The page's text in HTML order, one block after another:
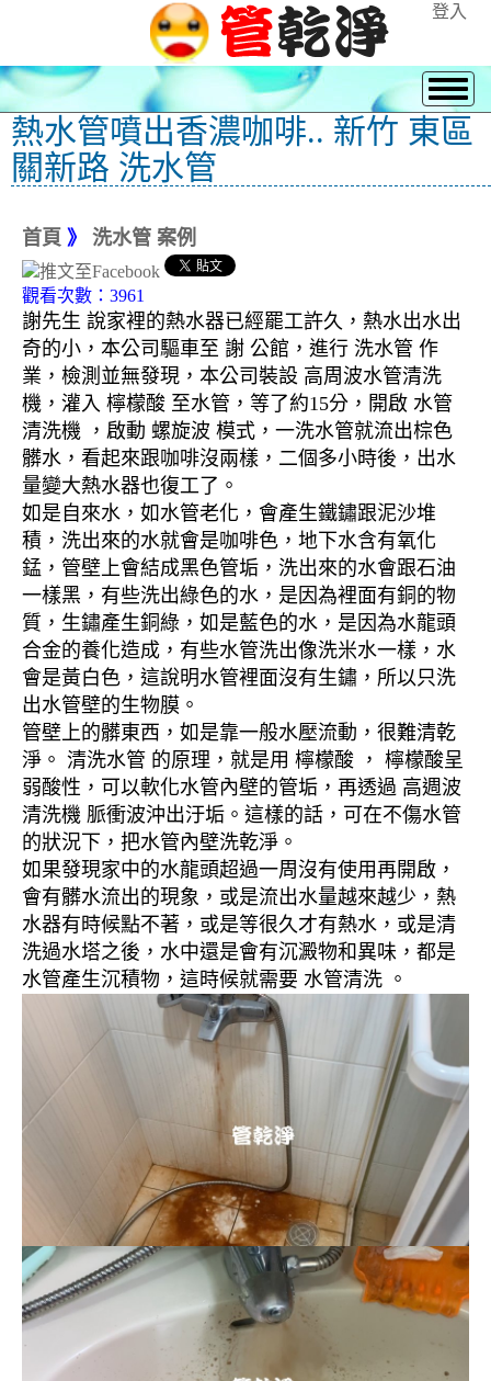
登入
熱水管噴出香濃咖啡.. 新竹 東區
關新路 洗水管
首頁 》 洗水管 案例
觀看次數：3961
謝先生 說家裡的熱水器已經罷工許久，熱水出水出
奇的小，本公司驅車至 謝 公館，進行 洗水管 作
業，檢測並無發現，本公司裝設 高周波水管清洗
機，灌入 檸檬酸 至水管，等了約15分，開啟 水管
清洗機 ，啟動 螺旋波 模式，一洗水管就流出棕色
髒水，看起來跟咖啡沒兩樣，二個多小時後，出水
量變大熱水器也復工了。
如是自來水，如水管老化，會產生鐵鏽跟泥沙堆
積，洗出來的水就會是咖啡色，地下水含有氧化
錳，管壁上會結成黑色管垢，洗出來的水會跟石油
一樣黑，有些洗出綠色的水，是因為裡面有銅的物
質，生鏽產生銅綠，如是藍色的水，是因為水龍頭
合金的養化造成，有些水管洗出像洗米水一樣，水
會是黃白色，這說明水管裡面沒有生鏽，所以只洗
出水管壁的生物膜。
管壁上的髒東西，如是靠一般水壓流動，很難清乾
淨。 清洗水管 的原理，就是用 檸檬酸 ， 檸檬酸呈
弱酸性，可以軟化水管內壁的管垢，再透過 高週波
清洗機 脈衝波沖出汙垢。這樣的話，可在不傷水管
的狀況下，把水管內壁洗乾淨。
如果發現家中的水龍頭超過一周沒有使用再開啟，
會有髒水流出的現象，或是流出水量越來越少，熱
水器有時候點不著，或是等很久才有熱水，或是清
洗過水塔之後，水中還是會有沉澱物和異味，都是
水管產生沉積物，這時候就需要 水管清洗 。